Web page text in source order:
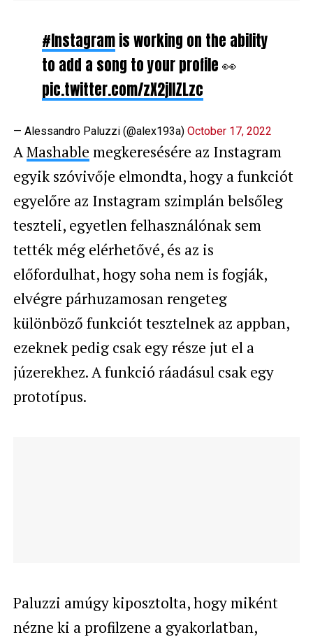
#Instagramis working on the ability
to add a song to your profile 👀
pic.twitter.com/zX2jIlZLzc
— Alessandro Paluzzi (@alex193a) October 17, 2022
AMashable megkeresésére az Instagram
egyik szóvivője elmondta, hogy a funkciót
egyelőre az Instagram szimplán belsőleg
teszteli, egyetlen felhasználónak sem
tették még elérhetővé, és az is
előfordulhat, hogy soha nem is fogják,
elvégre párhuzamosan rengeteg
különböző funkciót tesztelnek az appban,
ezeknek pedig csak egy része jut el a
júzerekhez. A funkció ráadásul csak egy
prototípus.
Paluzzi amúgy kiposztolta, hogy miként
nézne ki a profilzene a gyakorlatban,